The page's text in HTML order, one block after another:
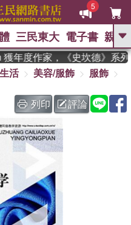
5
GO
東野圭吾 、 高希均教授回憶錄
群喵 、 暑期推薦 、 國際布克
漫遊錄、 方念華 、 台灣的李
代 、 數學女孩：黎曼猜想
迷走神經
三民東大 電子書 親子
度作家，《史坎德》系列
活 美容/服飾
服飾
列印
評論